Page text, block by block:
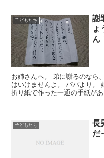
子どもたち
謝
ょ
ん
お姉さんへ。 弟に謝るのなら、ちゃんと謝りましょう。 物で釣って
はいけませんよ。 パパより。 娘よ物で釣るな リビングのテーブルに
折り紙で作った一通の手紙がありました。 ふむ
子どもたち
長
だ